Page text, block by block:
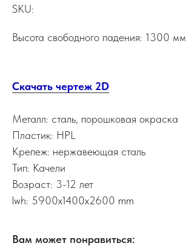
SKU:
Высота свободного падения: 1300 мм
Скачать чертеж 2D
Металл: сталь, порошковая окраска
Пластик: HPL
Крепеж: нержавеющая сталь
Тип: Качели
Возраст: 3-12 лет
lwh: 5900x1400x2600 mm
Вам может понравиться: